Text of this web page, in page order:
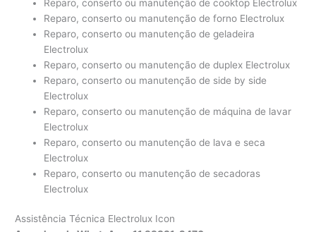
Reparo, conserto ou manutenção de cooktop Electrolux
Reparo, conserto ou manutenção de forno Electrolux
Reparo, conserto ou manutenção de geladeira
Electrolux
Reparo, conserto ou manutenção de duplex Electrolux
Reparo, conserto ou manutenção de side by side
Electrolux
Reparo, conserto ou manutenção de máquina de lavar
Electrolux
Reparo, conserto ou manutenção de lava e seca
Electrolux
Reparo, conserto ou manutenção de secadoras
Electrolux
Assistência Técnica Electrolux Icon